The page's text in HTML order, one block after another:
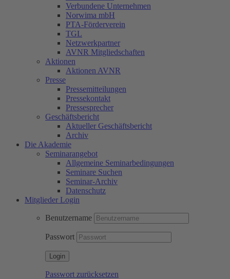
Verbundene Unternehmen
Norwima mbH
PTA-Förderverein
TGL
Netzwerkpartner
AVNR Mitgliedschaften
Aktionen
Aktionen AVNR
Presse
Pressemitteilungen
Pressekontakt
Pressesprecher
Geschäftsbericht
Aktueller Geschäftsbericht
Archiv
Die Akademie
Seminarangebot
Allgemeine Seminarbedingungen
Seminare Suchen
Seminar-Archiv
Datenschutz
Mitglieder Login
Benutzername
Passwort
Passwort zurücksetzen